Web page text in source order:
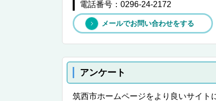
電話番号：0296-24-2172
メールでお問い合わせをする
アンケート
筑西市ホームページをより良いサイト